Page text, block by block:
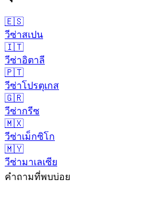
🇪🇸
วีซ่าสเปน
🇮🇹
วีซ่าอิตาลี
🇵🇹
วีซ่าโปรตุเกส
🇬🇷
วีซ่ากรีซ
🇲🇽
วีซ่าเม็กซิโก
🇲🇾
วีซ่ามาเลเซีย
คำถามที่พบบ่อย